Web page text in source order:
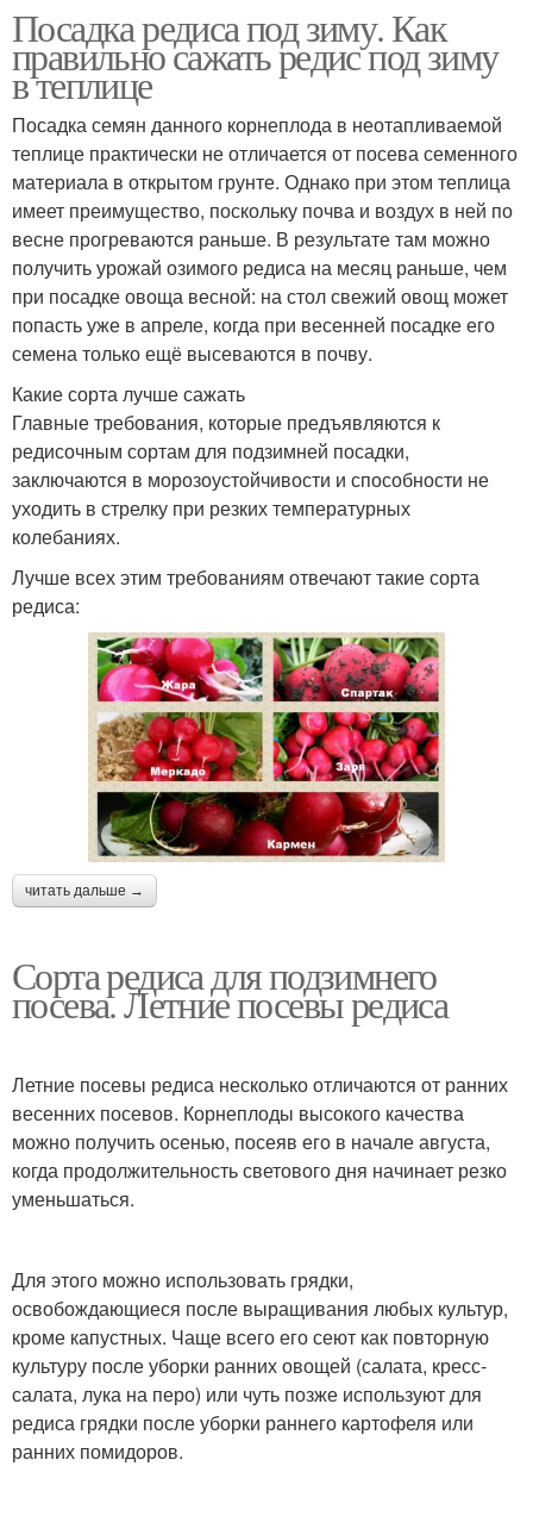
Посадка редиса под зиму. Как
правильно сажать редис под зиму
в теплице
Посадка семян данного корнеплода в неотапливаемой
теплице практически не отличается от посева семенного
материала в открытом грунте. Однако при этом теплица
имеет преимущество, поскольку почва и воздух в ней по
весне прогреваются раньше. В результате там можно
получить урожай озимого редиса на месяц раньше, чем
при посадке овоща весной: на стол свежий овощ может
попасть уже в апреле, когда при весенней посадке его
семена только ещё высеваются в почву.
Какие сорта лучше сажать
Главные требования, которые предъявляются к
редисочным сортам для подзимней посадки,
заключаются в морозоустойчивости и способности не
уходить в стрелку при резких температурных
колебаниях.
Лучше всех этим требованиям отвечают такие сорта
редиса:
читать дальше →
Сорта редиса для подзимнего
посева. Летние посевы редиса
Летние посевы редиса несколько отличаются от ранних
весенних посевов. Корнеплоды высокого качества
можно получить осенью, посеяв его в начале августа,
когда продолжительность светового дня начинает резко
уменьшаться.
Для этого можно использовать грядки,
освобождающиеся после выращивания любых культур,
кроме капустных. Чаще всего его сеют как повторную
культуру после уборки ранних овощей (салата, кресс-
салата, лука на перо) или чуть позже используют для
редиса грядки после уборки раннего картофеля или
ранних помидоров.